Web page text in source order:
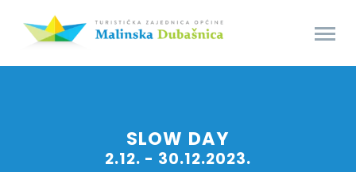
SLOW DAY
2.12. - 30.12.2023.